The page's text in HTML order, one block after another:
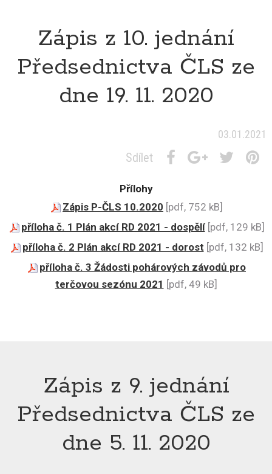
Zápis z 10. jednání
Předsednictva ČLS ze
dne 19. 11. 2020
03.01.2021
Sdílet
Přílohy
Zápis P-ČLS 10.2020 [pdf, 752 kB]
příloha č. 1 Plán akcí RD 2021 - dospělí[pdf, 129 kB]
příloha č. 2 Plán akcí RD 2021 - dorost [pdf, 132 kB]
příloha č. 3 Žádosti pohárových závodů pro
terčovou sezónu 2021 [pdf, 49 kB]
Zápis z 9. jednání
Předsednictva ČLS ze
dne 5. 11. 2020